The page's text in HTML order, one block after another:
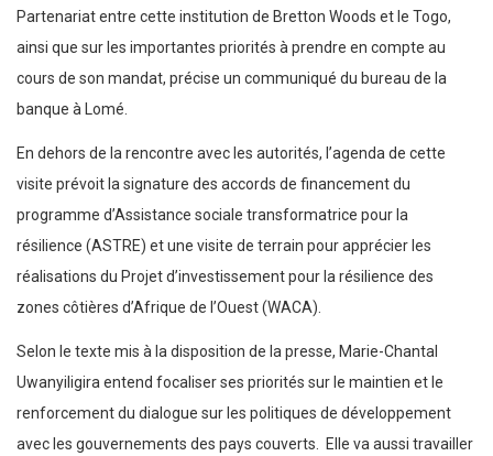
Partenariat entre cette institution de Bretton Woods et le Togo,
ainsi que sur les importantes priorités à prendre en compte au
cours de son mandat, précise un communiqué du bureau de la
banque à Lomé.
En dehors de la rencontre avec les autorités, l’agenda de cette
visite prévoit la signature des accords de financement du
programme d’Assistance sociale transformatrice pour la
résilience (ASTRE) et une visite de terrain pour apprécier les
réalisations du Projet d’investissement pour la résilience des
zones côtières d’Afrique de l’Ouest (WACA).
Selon le texte mis à la disposition de la presse, Marie-Chantal
Uwanyiligira entend focaliser ses priorités sur le maintien et le
renforcement du dialogue sur les politiques de développement
avec les gouvernements des pays couverts. Elle va aussi travailler